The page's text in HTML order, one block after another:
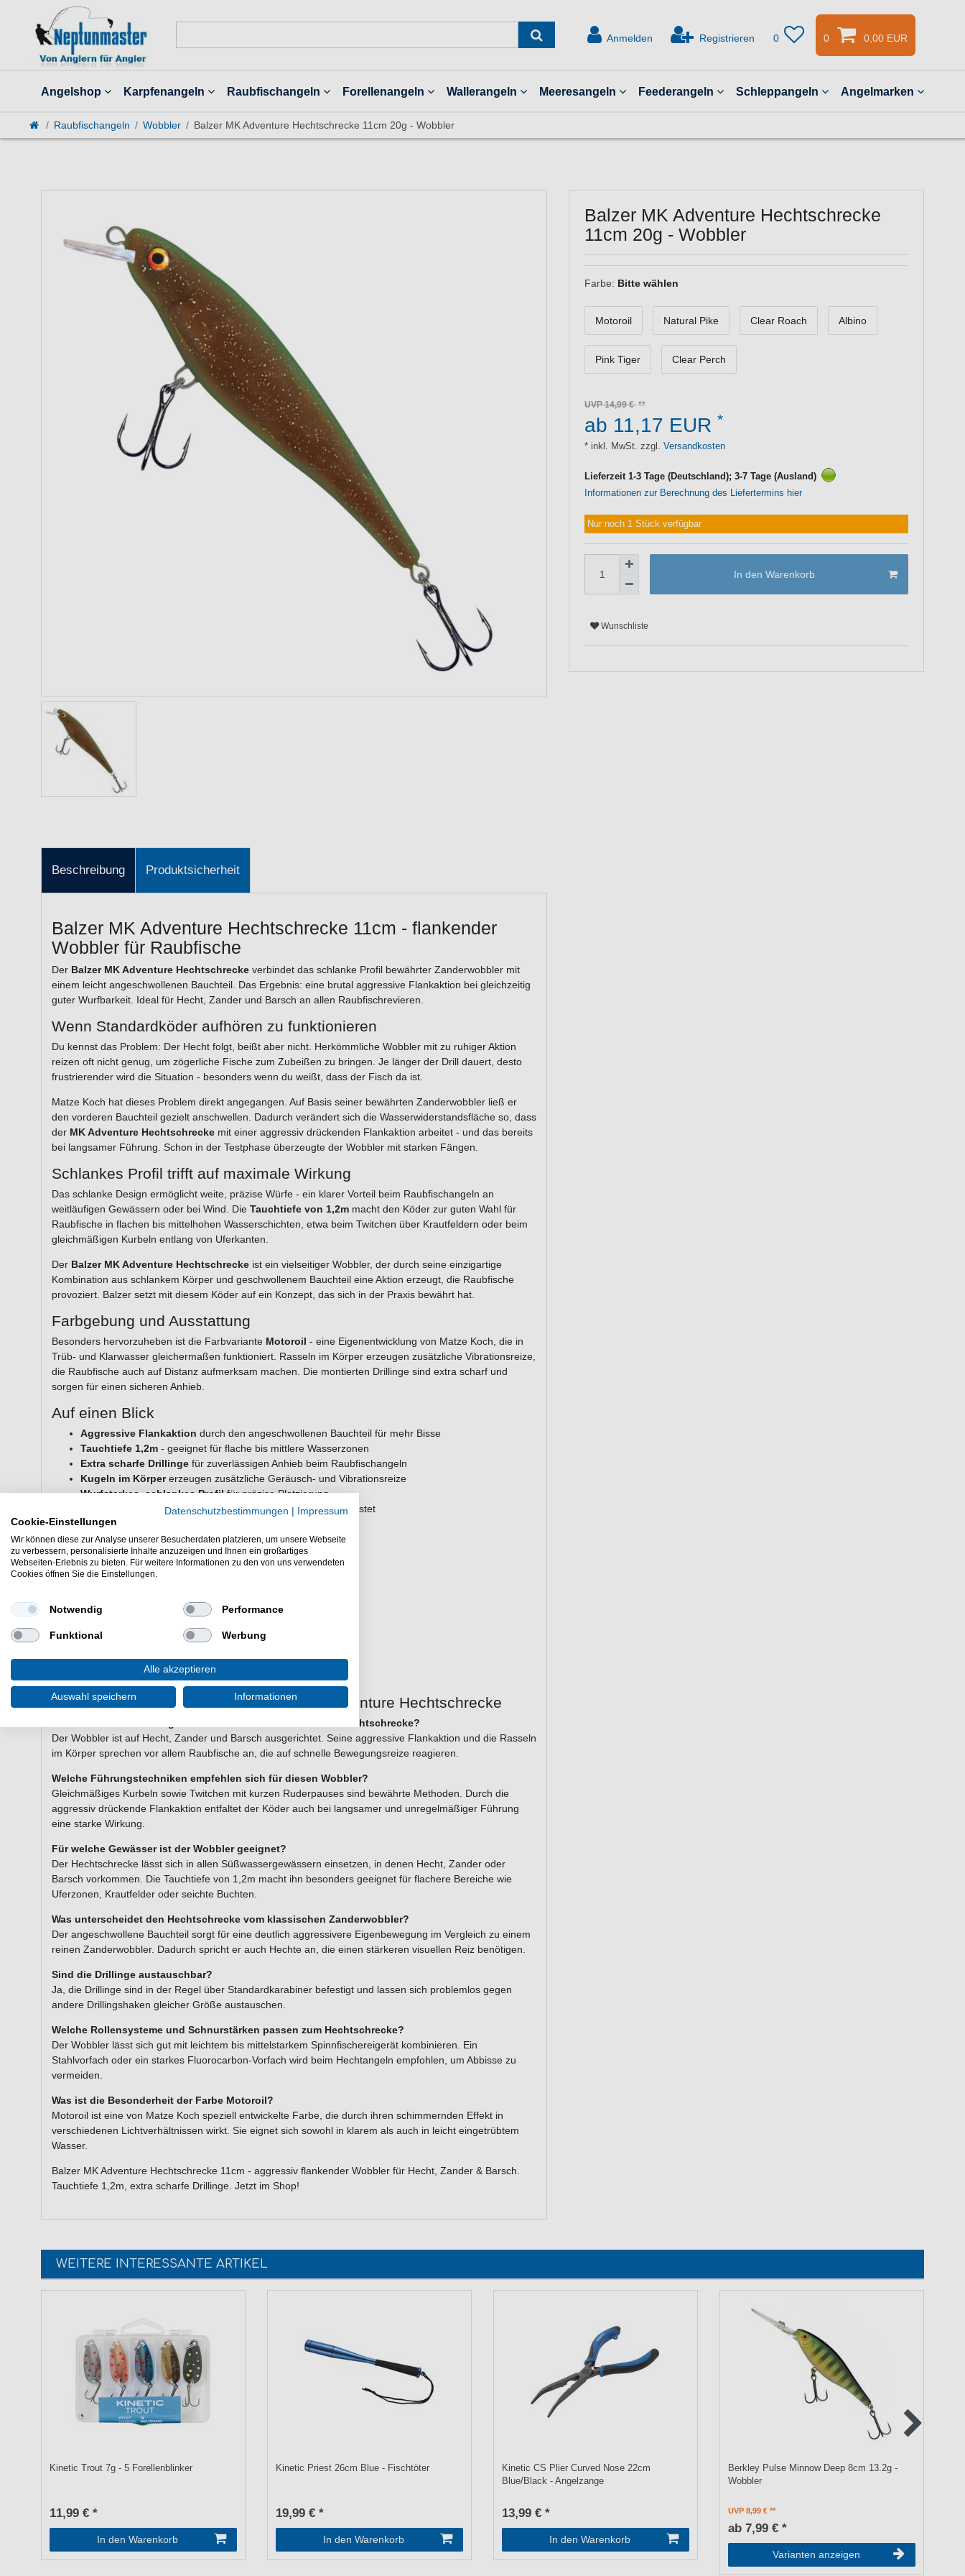
Anmelden Registrieren 0 0 0,00 EUR
Angelshop Karpfenangeln Raubfischangeln Forellenangeln Wallerangeln Meeresangeln Feederangeln Schleppangeln Angelmarken
Raubfischangeln Wobbler Balzer MK Adventure Hechtschrecke 11cm 20g - Wobbler
Balzer MK Adventure Hechtschrecke
11cm 20g - Wobbler
Farbe: Bitte wählen
Motoroil Natural Pike Clear Roach Albino
Pink Tiger Clear Perch
UVP 14,99 €
ab 11,17 EUR *
* inkl. MwSt. zzgl. Versandkosten
Lieferzeit 1-3 Tage (Deutschland); 3-7 Tage (Ausland)
Informationen zur Berechnung des Liefertermins hier
Nur noch 1 Stück verfügbar
In den Warenkorb
Wunschliste
Beschreibung Produktsicherheit
Balzer MK Adventure Hechtschrecke 11cm - flankender
Wobbler für Raubfische
Der Balzer MK Adventure Hechtschrecke verbindet das schlanke Profil bewährter Zanderwobbler mit
einem leicht angeschwollenen Bauchteil. Das Ergebnis: eine brutal aggressive Flankaktion bei gleichzeitig
guter Wurfbarkeit. Ideal für Hecht, Zander und Barsch an allen Raubfischrevieren.
Wenn Standardköder aufhören zu funktionieren
Du kennst das Problem: Der Hecht folgt, beißt aber nicht. Herkömmliche Wobbler mit zu ruhiger Aktion
reizen oft nicht genug, um zögerliche Fische zum Zubeißen zu bringen. Je länger der Drill dauert, desto
frustrierender wird die Situation - besonders wenn du weißt, dass der Fisch da ist.
Matze Koch hat dieses Problem direkt angegangen. Auf Basis seiner bewährten Zanderwobbler ließ er
den vorderen Bauchteil gezielt anschwellen. Dadurch verändert sich die Wasserwiderstandsfläche so, dass
der MK Adventure Hechtschrecke mit einer aggressiv drückenden Flankaktion arbeitet - und das bereits
bei langsamer Führung. Schon in der Testphase überzeugte der Wobbler mit starken Fängen.
Schlankes Profil trifft auf maximale Wirkung
Das schlanke Design ermöglicht weite, präzise Würfe - ein klarer Vorteil beim Raubfischangeln an
weitläufigen Gewässern oder bei Wind. Die Tauchtiefe von 1,2m macht den Köder zur guten Wahl für
Raubfische in flachen bis mittelhohen Wasserschichten, etwa beim Twitchen über Krautfeldern oder beim
gleichmäßigen Kurbeln entlang von Uferkanten.
Der Balzer MK Adventure Hechtschrecke ist ein vielseitiger Wobbler, der durch seine einzigartige
Kombination aus schlankem Körper und geschwollenem Bauchteil eine Aktion erzeugt, die Raubfische
provoziert. Balzer setzt mit diesem Köder auf ein Konzept, das sich in der Praxis bewährt hat.
Farbgebung und Ausstattung
Besonders hervorzuheben ist die Farbvariante Motoroil - eine Eigenentwicklung von Matze Koch, die in
Trüb- und Klarwasser gleichermaßen funktioniert. Rasseln im Körper erzeugen zusätzliche Vibrationsreize,
die Raubfische auch auf Distanz aufmerksam machen. Die montierten Drillinge sind extra scharf und
sorgen für einen sicheren Anhieb.
Auf einen Blick
Aggressive Flankaktion durch den angeschwollenen Bauchteil für mehr Bisse
Tauchtiefe 1,2m - geeignet für flache bis mittlere Wasserzonen
Extra scharfe Drillinge für zuverlässigen Anhieb beim Raubfischangeln
Kugeln im Körpererzeugen zusätzliche Geräusch- und Vibrationsreize
Wurfstarkes, schlankes Profilfür präzise Platzierung
Farbvariante Motoroil- von Matze Koch entwickelt und getestet
Technische Daten
Länge: 11cm
Gewicht: 20g
Haken: scharfe Drillinge
Ausstattung: Rasseln/Kugeln im Körper
Serie: MK Adventure
Lieferumfang: 1 Wobbler in einer gewählten Farbe
Häufig gestellte Fragen zum Balzer MK Adventure Hechtschrecke
Für welche Zielfische eignet sich der Balzer MK Adventure Hechtschrecke?
Der Wobbler ist auf Hecht, Zander und Barsch ausgerichtet. Seine aggressive Flankaktion und die Rasseln
im Körper sprechen vor allem Raubfische an, die auf schnelle Bewegungsreize reagieren.
Welche Führungstechniken empfehlen sich für diesen Wobbler?
Gleichmäßiges Kurbeln sowie Twitchen mit kurzen Ruderpauses sind bewährte Methoden. Durch die
aggressiv drückende Flankaktion entfaltet der Köder auch bei langsamer und unregelmäßiger Führung
eine starke Wirkung.
Für welche Gewässer ist der Wobbler geeignet?
Der Hechtschrecke lässt sich in allen Süßwassergewässern einsetzen, in denen Hecht, Zander oder
Barsch vorkommen. Die Tauchtiefe von 1,2m macht ihn besonders geeignet für flachere Bereiche wie
Uferzonen, Krautfelder oder seichte Buchten.
Was unterscheidet den Hechtschrecke vom klassischen Zanderwobbler?
Der angeschwollene Bauchteil sorgt für eine deutlich aggressivere Eigenbewegung im Vergleich zu einem
reinen Zanderwobbler. Dadurch spricht er auch Hechte an, die einen stärkeren visuellen Reiz benötigen.
Sind die Drillinge austauschbar?
Ja, die Drillinge sind in der Regel über Standardkarabiner befestigt und lassen sich problemlos gegen
andere Drillingshaken gleicher Größe austauschen.
Welche Rollensysteme und Schnurstärken passen zum Hechtschrecke?
Der Wobbler lässt sich gut mit leichtem bis mittelstarkem Spinnfischereigerät kombinieren. Ein
Stahlvorfach oder ein starkes Fluorocarbon-Vorfach wird beim Hechtangeln empfohlen, um Abbisse zu
vermeiden.
Was ist die Besonderheit der Farbe Motoroil?
Motoroil ist eine von Matze Koch speziell entwickelte Farbe, die durch ihren schimmernden Effekt in
verschiedenen Lichtverhältnissen wirkt. Sie eignet sich sowohl in klarem als auch in leicht eingetrübtem
Wasser.
Balzer MK Adventure Hechtschrecke 11cm - aggressiv flankender Wobbler für Hecht, Zander & Barsch.
Tauchtiefe 1,2m, extra scharfe Drillinge. Jetzt im Shop!
WEITERE INTERESSANTE ARTIKEL
Kinetic Trout 7g - 5 Forellenblinker
11,99 € *
In den Warenkorb
Kinetic Priest 26cm Blue - Fischtöter
19,99 € *
In den Warenkorb
Kinetic CS Plier Curved Nose 22cm
Blue/Black - Angelzange
13,99 € *
In den Warenkorb
Berkley Pulse Minnow Deep 8cm 13.2g -
Wobbler
UVP 8,99 €
ab 7,99 € *
Varianten anzeigen
Datenschutzbestimmungen
Impressum
Cookie-Einstellungen
Wir können diese zur Analyse unserer Besucherdaten platzieren, um unsere Webseite
zu verbessern, personalisierte Inhalte anzuzeigen und Ihnen ein großartiges
Webseiten-Erlebnis zu bieten. Für weitere Informationen zu den von uns verwendeten
Cookies öffnen Sie die Einstellungen.
Notwendig Performance
Funktional Werbung
Alle akzeptieren
Auswahl speichern Informationen